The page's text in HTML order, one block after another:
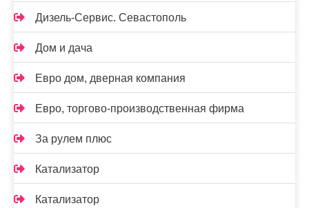
Дизель-Сервис. Севастополь
Дом и дача
Евро дом, дверная компания
Евро, торгово-производственная фирма
За рулем плюс
Катализатор
Катализатор